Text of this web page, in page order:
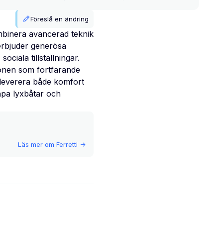
Föreslå en ändring
avancerad teknik
generösa
tillställningar.
som fortfarande
både komfort
lyxbåtar och
Läs mer om Ferretti ->